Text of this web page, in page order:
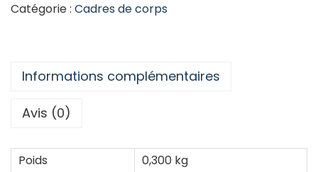
Catégorie : Cadres de corps
Informations complémentaires
Avis (0)
Poids 0,300 kg